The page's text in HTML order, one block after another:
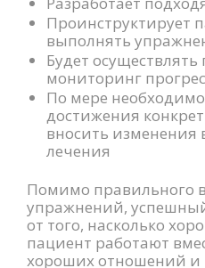
Проинструктирует
выполнять
Будет
мониторинг
По мере
достижения
вносить изменения
лечения
Помимо правильного
упражнений,
от того, насколько
пациент работают
хороших отношений и